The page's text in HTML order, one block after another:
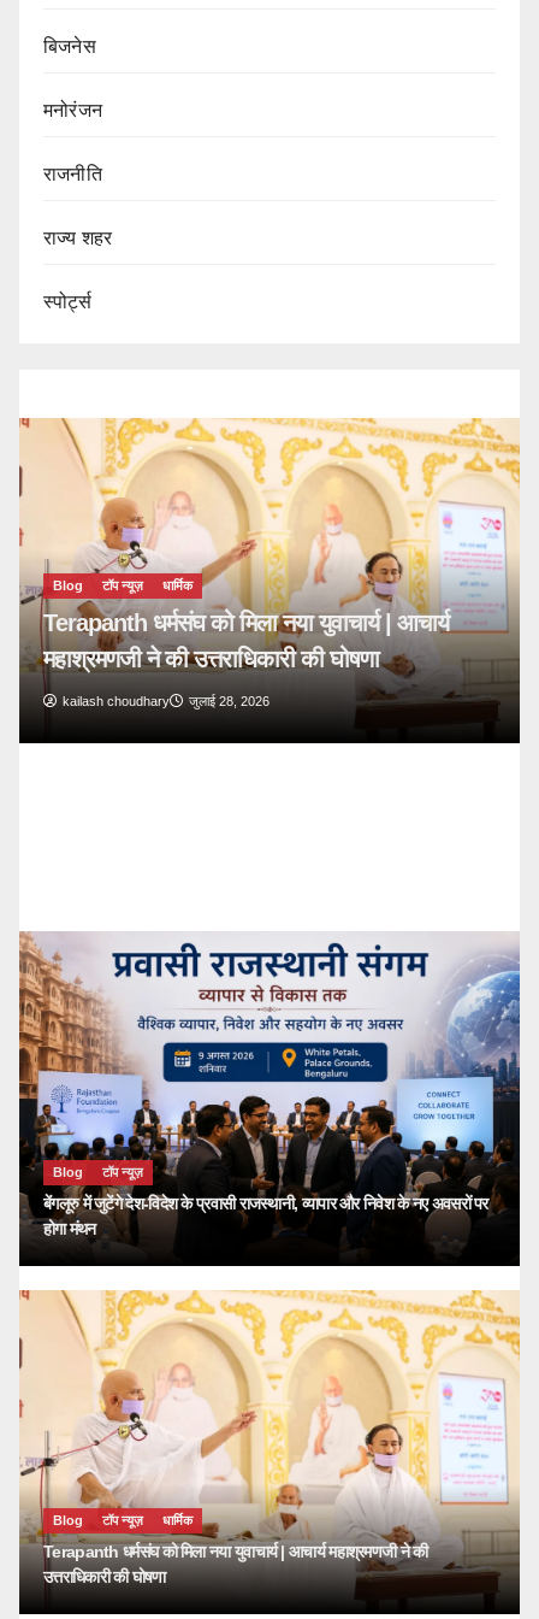
बिजनेस
मनोरंजन
राजनीति
राज्य शहर
स्पोर्ट्स
| आचार्य
घोषणा
Blog टॉप न्यूज़
बेंगलूरु में जुटेंगे देश-विदेश के प्रवासी राजस्थानी, व्यापार और निवेश के नए अवसरों पर
होगा मंथन
Blog टॉप न्यूज़ धार्मिक
Terapanth धर्मसंघ को मिला नया युवाचार्य | आचार्य महाश्रमणजी ने की
उत्तराधिकारी की घोषणा